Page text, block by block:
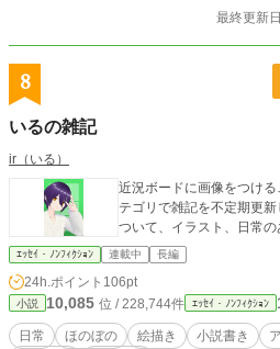
最終更新
8
いるの雑記
ir（いる）
近況ボードに画像をつけ
テゴリで雑記を不定期更
ついて、イラスト、日常の
ｴｯｾｲ・ﾉﾝﾌｨｸｼｮﾝ 連載中 長編
24h.ポイント 106pt
小説 10,085 位 / 228,744件 ｴｯｾｲ・ﾉﾝﾌｨｸｼｮﾝ
日常 ほのぼの 絵描き 小説書き